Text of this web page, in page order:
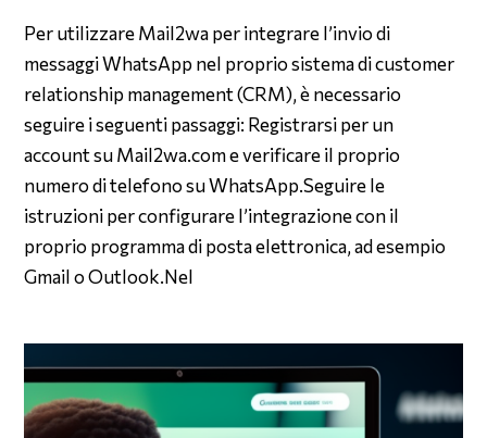
Per utilizzare Mail2wa per integrare l’invio di
messaggi WhatsApp nel proprio sistema di customer
relationship management (CRM), è necessario
seguire i seguenti passaggi: Registrarsi per un
account su Mail2wa.com e verificare il proprio
numero di telefono su WhatsApp.Seguire le
istruzioni per configurare l’integrazione con il
proprio programma di posta elettronica, ad esempio
Gmail o Outlook.Nel